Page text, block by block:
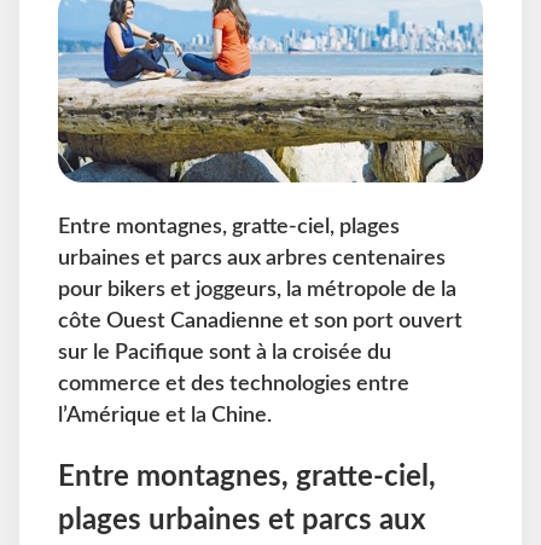
Entre montagnes, gratte-ciel, plages
urbaines et parcs aux arbres centenaires
pour bikers et joggeurs, la métropole de la
côte Ouest Canadienne et son port ouvert
sur le Pacifique sont à la croisée du
commerce et des technologies entre
l’Amérique et la Chine.
Entre montagnes, gratte-ciel,
plages urbaines et parcs aux